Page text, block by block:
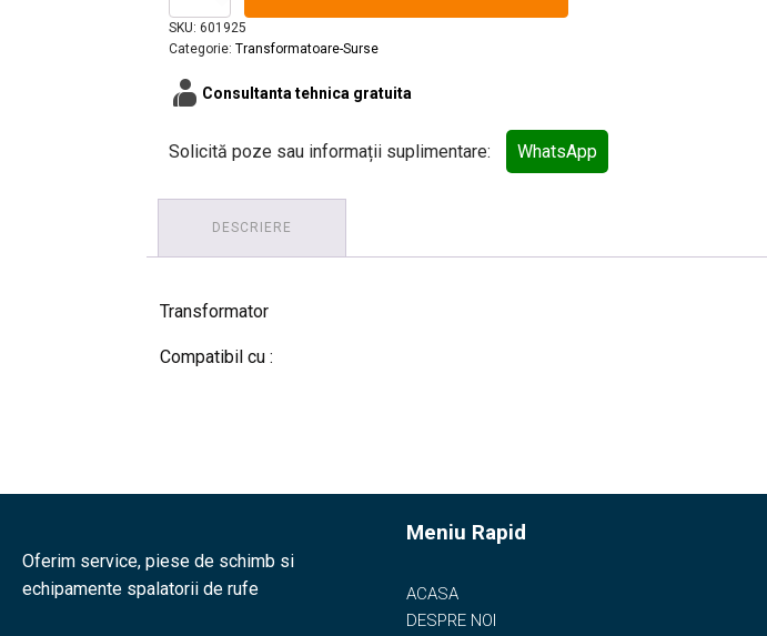
SKU: 601925
Categorie: Transformatoare-Surse
contacts_product Consultanta tehnica gratuita
Solicită poze sau informații suplimentare: WhatsApp
DESCRIERE
Transformator
Compatibil cu :
Oferim service, piese de schimb si
echipamente spalatorii de rufe
Meniu Rapid
ACASA
DESPRE NOI